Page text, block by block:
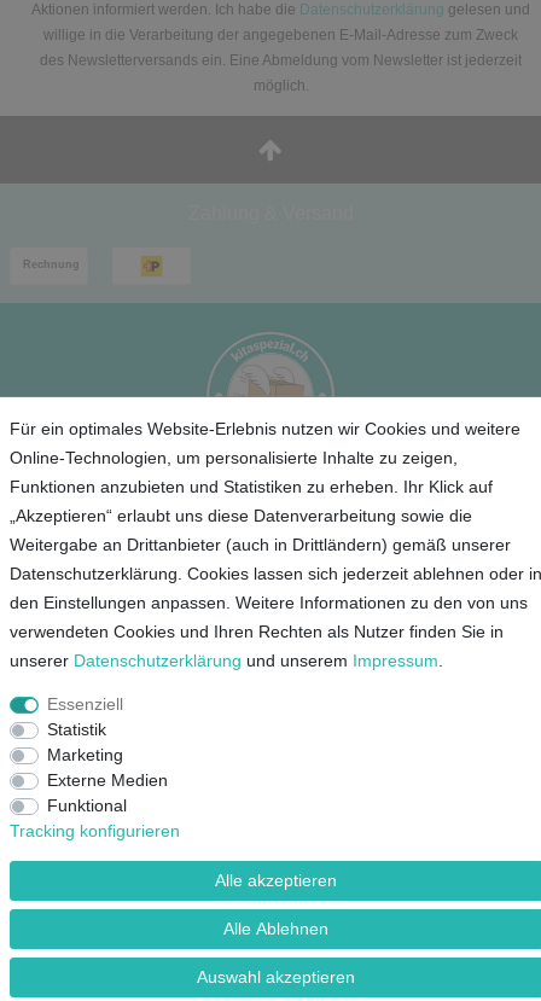
Aktionen informiert werden. Ich habe die Datenschutzerklärung gelesen und
willige in die Verarbeitung der angegebenen E-Mail-Adresse zum Zweck
des Newsletterversands ein. Eine Abmeldung vom Newsletter ist jederzeit
möglich.
Für ein optimales Website-Erlebnis nutzen wir Cookies und weitere
Online-Technologien, um personalisierte Inhalte zu zeigen,
Funktionen anzubieten und Statistiken zu erheben. Ihr Klick auf
„Akzeptieren“ erlaubt uns diese Datenverarbeitung sowie die
Weitergabe an Drittanbieter (auch in Drittländern) gemäß unserer
Datenschutzerklärung. Cookies lassen sich jederzeit ablehnen oder in
den Einstellungen anpassen. Weitere Informationen zu den von uns
verwendeten Cookies und Ihren Rechten als Nutzer finden Sie in
unserer Daten­schutz­erklärung und unserem Impressum
Essenziell
Statistik
Marketing
Externe Medien
Funktional
Tracking konfigurieren
Alle akzeptieren
Alle Ablehnen
Auswahl akzeptieren
Service
Unternehmen
Kontakt
AGB
Datenschutz
Impressum
© Copyright 2026 Lieblingsshop GmbH | Alle Rechte vorbehalten.